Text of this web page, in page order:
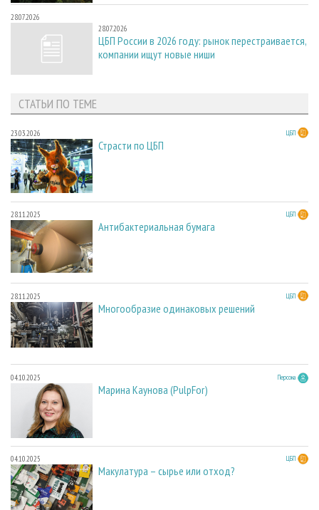
28.07.2026
28.07.2026
ЦБП России в 2026 году: рынок перестраивается,
компании ищут новые ниши
СТАТЬИ ПО ТЕМЕ
23.03.2026 ЦБП
Страсти по ЦБП
28.11.2025 ЦБП
Антибактериальная бумага
28.11.2025 ЦБП
Многообразие одинаковых решений
04.10.2025 Персона
Марина Каунова (PulpFor)
04.10.2025 ЦБП
Макулатура – сырье или отход?